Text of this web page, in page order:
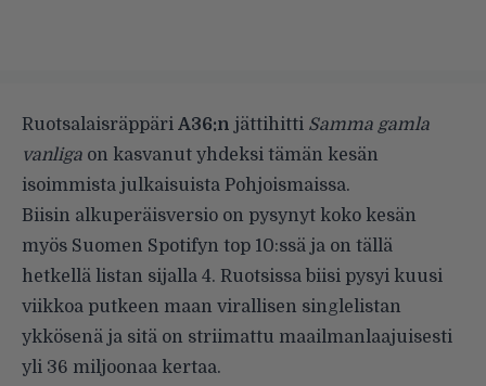
Ruotsalaisräppäri A36:n jättihitti Samma gamla
vanliga on kasvanut yhdeksi tämän kesän
isoimmista julkaisuista Pohjoismaissa.
Biisin alkuperäisversio on pysynyt koko kesän
myös Suomen Spotifyn top 10:ssä ja on tällä
hetkellä listan sijalla 4. Ruotsissa biisi pysyi kuusi
viikkoa putkeen maan virallisen singlelistan
ykkösenä ja sitä on striimattu maailmanlaajuisesti
yli 36 miljoonaa kertaa.